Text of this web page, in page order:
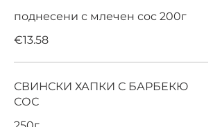
поднесени с млечен сос 200г
€13.58
СВИНСКИ ХАПКИ С БАРБЕКЮ
СОС